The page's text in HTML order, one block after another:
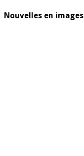
Nouvelles en images